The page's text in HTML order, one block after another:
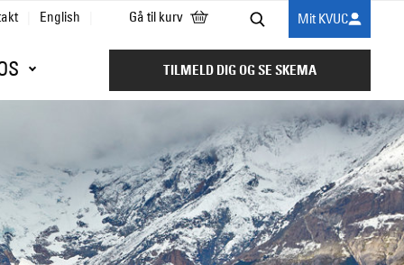
Mit KVUC
Gå til kurv
English
TILMELD DIG OG SE SKEMA